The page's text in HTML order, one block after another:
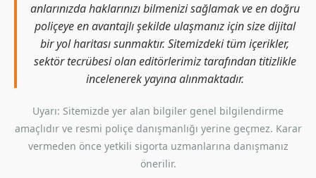
anlarınızda haklarınızı bilmenizi sağlamak ve en doğru
poliçeye en avantajlı şekilde ulaşmanız için size dijital
bir yol haritası sunmaktır. Sitemizdeki tüm içerikler,
sektör tecrübesi olan editörlerimiz tarafından titizlikle
incelenerek yayına alınmaktadır.
Uyarı: Sitemizde yer alan bilgiler genel bilgilendirme
amaçlıdır ve resmi poliçe danışmanlığı yerine geçmez. Karar
vermeden önce yetkili sigorta uzmanlarına danışmanız
önerilir.